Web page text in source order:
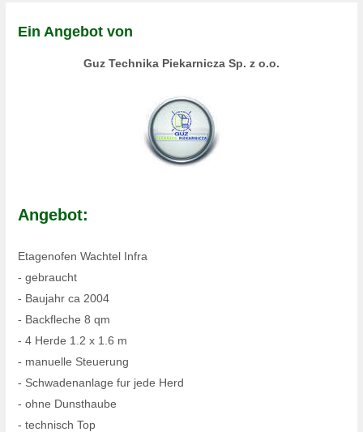
Ein Angebot von
Guz Technika Piekarnicza Sp. z o.o.
Angebot:
Etagenofen Wachtel Infra
- gebraucht
- Baujahr ca 2004
- Backfleche 8 qm
- 4 Herde 1.2 x 1.6 m
- manuelle Steuerung
- Schwadenanlage fur jede Herd
- ohne Dunsthaube
- technisch Top